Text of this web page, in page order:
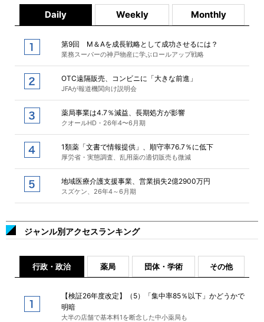
Daily Weekly Monthly
第9回 M＆Aを成長戦略として成功させるには？
業務スーパーの神戸物産に学ぶロールアップ戦略
OTC遠隔販売、コンビニに「大きな前進」
JFAが報道機関向け説明会
薬局事業は4.7％減益、長期処方が影響
クオールHD・26年4〜6月期
1類薬「文書で情報提供」、順守率76.7％に低下
厚労省・実態調査、乱用薬の適切販売も微減
地域医療介護支援事業、営業損失2億2900万円
スズケン、26年4～6月期
ジャンル別アクセスランキング
行政・政治 薬局 団体・学術 その他
【検証26年度改定】（5）「集中率85％以下」かどうかで
明暗
大半の店舗で基本料1を断念した中小薬局も